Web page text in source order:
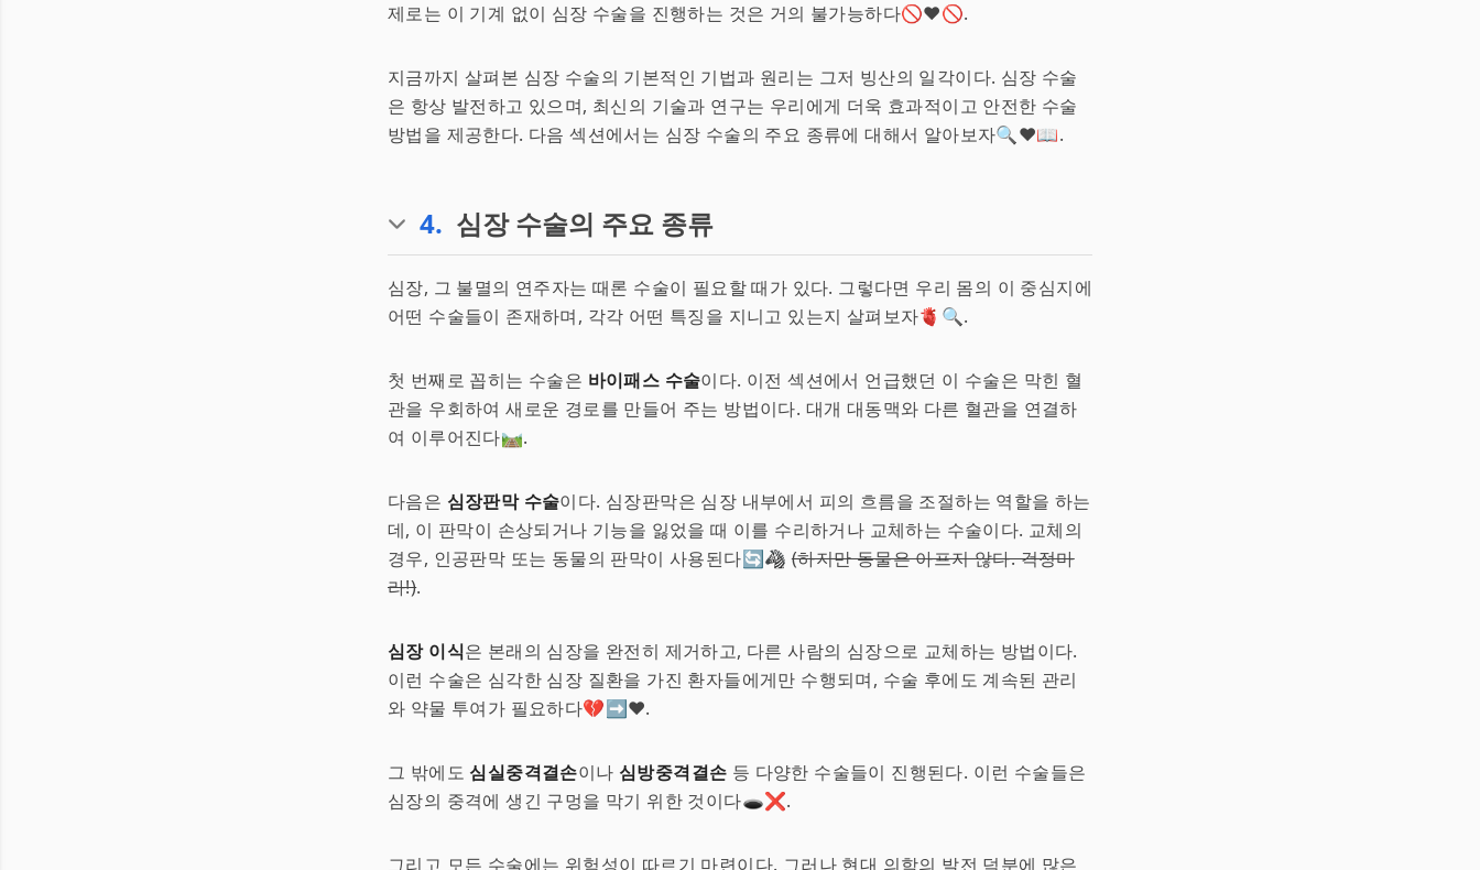
제로는 이 기계 없이 심장 수술을 진행하는 것은 거의 불가능하다🚫❤️🚫.
지금까지 살펴본 심장 수술의 기본적인 기법과 원리는 그저 빙산의 일각이다. 심장 수술
은 항상 발전하고 있으며, 최신의 기술과 연구는 우리에게 더욱 효과적이고 안전한 수술
방법을 제공한다. 다음 섹션에서는 심장 수술의 주요 종류에 대해서 알아보자🔍❤️📖.
4. 심장 수술의 주요 종류
심장, 그 불멸의 연주자는 때론 수술이 필요할 때가 있다. 그렇다면 우리 몸의 이 중심지에
어떤 수술들이 존재하며, 각각 어떤 특징을 지니고 있는지 살펴보자🫀🔍.
첫 번째로 꼽히는 수술은 바이패스 수술이다. 이전 섹션에서 언급했던 이 수술은 막힌 혈
관을 우회하여 새로운 경로를 만들어 주는 방법이다. 대개 대동맥와 다른 혈관을 연결하
여 이루어진다🛤️.
다음은 심장판막 수술이다. 심장판막은 심장 내부에서 피의 흐름을 조절하는 역할을 하는
데, 이 판막이 손상되거나 기능을 잃었을 때 이를 수리하거나 교체하는 수술이다. 교체의
경우, 인공판막 또는 동물의 판막이 사용된다🔄🦓(하지만 동물은 아프지 않다. 걱정마
라!).
심장 이식은 본래의 심장을 완전히 제거하고, 다른 사람의 심장으로 교체하는 방법이다.
이런 수술은 심각한 심장 질환을 가진 환자들에게만 수행되며, 수술 후에도 계속된 관리
와 약물 투여가 필요하다💔➡️❤️.
그 밖에도 심실중격결손이나 심방중격결손 등 다양한 수술들이 진행된다. 이런 수술들은
심장의 중격에 생긴 구멍을 막기 위한 것이다🕳️❌.
그리고 모든 수술에는 위험성이 따르기 마련이다. 그러나 현대 의학의 발전 덕분에 많은